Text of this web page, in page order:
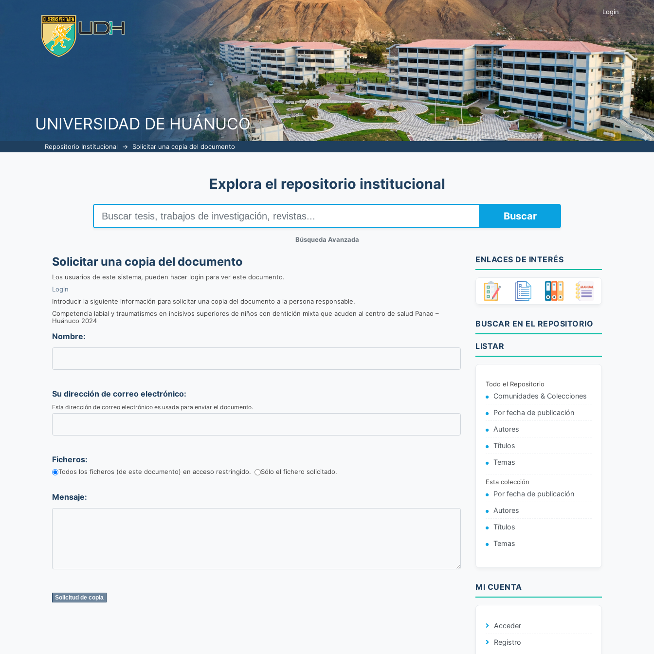
UNIVERSIDAD DE HUÁNUCO
Solicitar una copia del documento Login
Repositorio Institucional → Solicitar una copia del documento
Explora el repositorio institucional
Buscar
Búsqueda Avanzada
Solicitar una copia del documento
Los usuarios de este sistema, pueden hacer login para ver este documento.
Login
Introducir la siguiente información para solicitar una copia del documento a la persona responsable.
Competencia labial y traumatismos en incisivos superiores de niños con dentición mixta que acuden al centro de salud Panao –
Huánuco 2024
Nombre:
Su dirección de correo electrónico:
Esta dirección de correo electrónico es usada para enviar el documento.
Ficheros:
Todos los ficheros (de este documento) en acceso restringido. Sólo el fichero solicitado.
Mensaje:
ENLACES DE INTERÉS
BUSCAR EN EL REPOSITORIO
LISTAR
Todo el Repositorio
Comunidades & Colecciones
Por fecha de publicación
Autores
Títulos
Temas
Esta colección
Por fecha de publicación
Autores
Títulos
Temas
MI CUENTA
Acceder
Registro